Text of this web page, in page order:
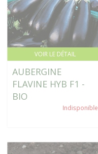
VOIR LE DÉTAIL
AUBERGINE
FLAVINE HYB F1 -
BIO
Indisponible